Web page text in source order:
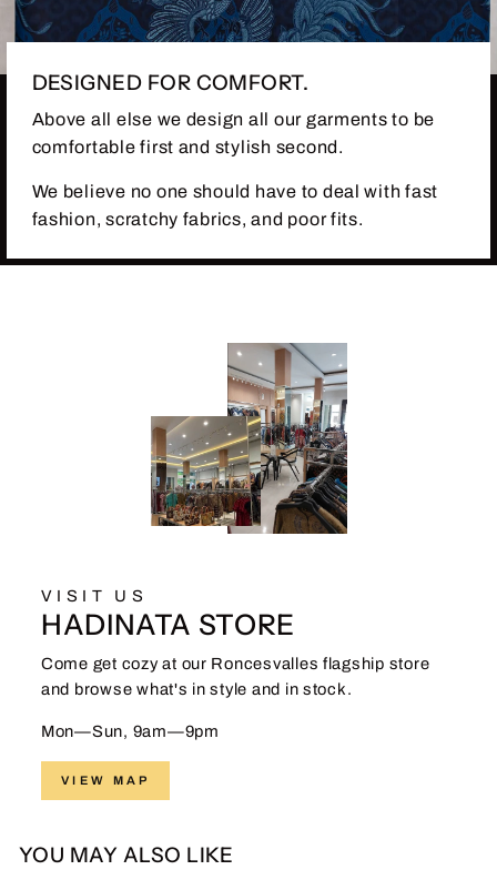
DESIGNED FOR COMFORT.
Above all else we design all our garments to be
comfortable first and stylish second.
We believe no one should have to deal with fast
fashion, scratchy fabrics, and poor fits.
VISIT US
HADINATA STORE
Come get cozy at our Roncesvalles flagship store
and browse what's in style and in stock.
Mon—Sun, 9am—9pm
VIEW MAP
YOU MAY ALSO LIKE